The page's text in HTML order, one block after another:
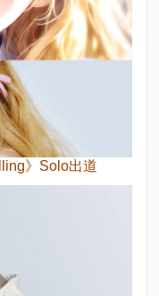
》Solo出道